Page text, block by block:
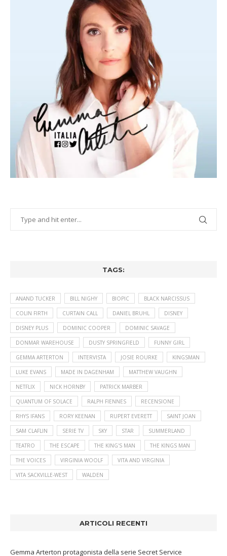
TAGS:
ANAND TUCKER BILL NIGHY BIOPIC BLACK NARCISSUS
COLIN FIRTH CURTAIN CALL DANIEL BRUHL DISNEY
DISNEY PLUS DOMINIC COOPER DOMINIC SAVAGE
DONMAR WAREHOUSE DUSTY SPRINGFIELD FUNNY GIRL
GEMMA ARTERTON INTERVISTA JOSIE ROURKE KINGSMAN
LUKE EVANS MADE IN DAGENHAM MATTHEW VAUGHN
NETFLIX NICK HORNBY PATRICK MARBER
QUANTUM OF SOLACE RALPH FIENNES RECENSIONE
RHYS IFANS RORY KEENAN RUPERT EVERETT SAINT JOAN
SAM CLAFLIN SERIE TV SKY STAR SUMMERLAND
TEATRO THE ESCAPE THE KING'S MAN THE KINGS MAN
THE VOICES VIRGINIA WOOLF VITA AND VIRGINIA
VITA SACKVILLE-WEST WALDEN
ARTICOLI RECENTI
Gemma Arterton protagonista della serie Secret Service